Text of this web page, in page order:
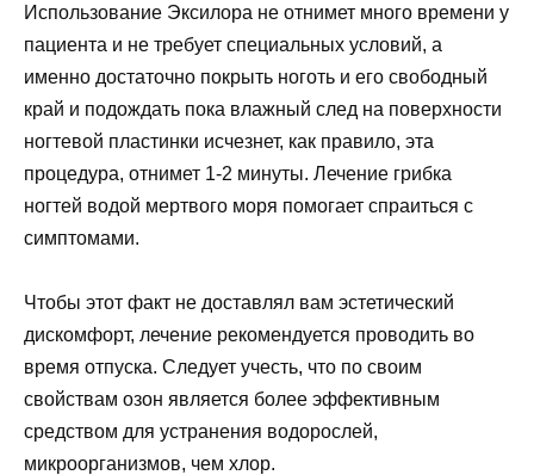
Использование Эксилора не отнимет много времени у
пациента и не требует специальных условий, а
именно достаточно покрыть ноготь и его свободный
край и подождать пока влажный след на поверхности
ногтевой пластинки исчезнет, как правило, эта
процедура, отнимет 1-2 минуты. Лечение грибка
ногтей водой мертвого моря помогает спраиться с
симптомами.
Чтобы этот факт не доставлял вам эстетический
дискомфорт, лечение рекомендуется проводить во
время отпуска. Следует учесть, что по своим
свойствам озон является более эффективным
средством для устранения водорослей,
микроорганизмов, чем хлор.